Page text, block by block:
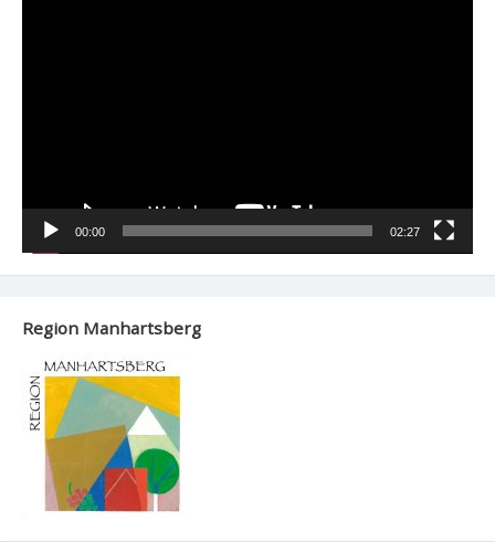
00:00 02:27
Region Manhartsberg